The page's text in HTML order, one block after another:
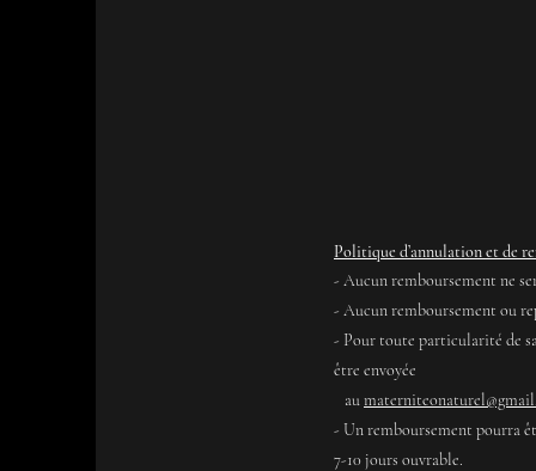
Politique d’annulation et de
- Aucun remboursement ne
- Aucun remboursement ou
- Pour toute particularité de
être envoyée
aum
- Un remboursement pourra
7-10 jours ouvrable.